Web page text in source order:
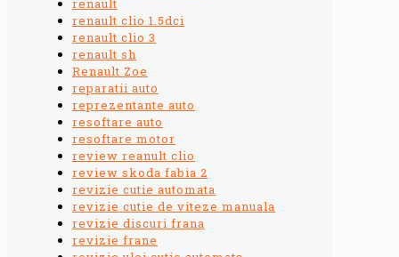
renault clio 1.5dci
renault clio 3
renault sh
Renault Zoe
reparatii auto
reprezentante auto
resoftare auto
resoftare motor
review reanult clio
review skoda fabia 2
revizie cutie automata
revizie cutie de viteze manuala
revizie discuri frana
revizie frane